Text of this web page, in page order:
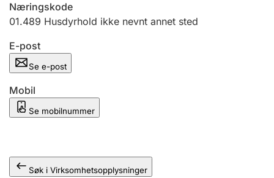
Offentlig sektor
Andre tema
Næringskode
01.489 Husdyrhold ikke nevnt annet sted
E-post
Se e-post
Mobil
Se mobilnummer
Søk i Virksomhetsopplysninger